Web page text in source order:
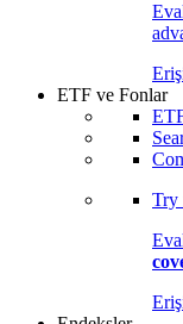
ETF ve Fonlar
Try